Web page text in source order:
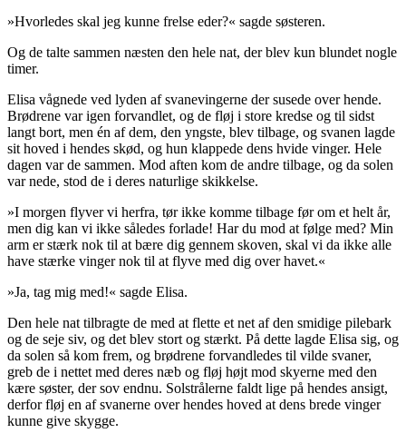
»Hvorledes skal jeg kunne frelse eder?« sagde søsteren.
Og de talte sammen næsten den hele nat, der blev kun blundet nogle
timer.
Elisa vågnede ved lyden af svanevingerne der susede over hende.
Brødrene var igen forvandlet, og de fløj i store kredse og til sidst
langt bort, men én af dem, den yngste, blev tilbage, og svanen lagde
sit hoved i hendes skød, og hun klappede dens hvide vinger. Hele
dagen var de sammen. Mod aften kom de andre tilbage, og da solen
var nede, stod de i deres naturlige skikkelse.
»I morgen flyver vi herfra, tør ikke komme tilbage før om et helt år,
men dig kan vi ikke således forlade! Har du mod at følge med? Min
arm er stærk nok til at bære dig gennem skoven, skal vi da ikke alle
have stærke vinger nok til at flyve med dig over havet.«
»Ja, tag mig med!« sagde Elisa.
Den hele nat tilbragte de med at flette et net af den smidige pilebark
og de seje siv, og det blev stort og stærkt. På dette lagde Elisa sig, og
da solen så kom frem, og brødrene forvandledes til vilde svaner,
greb de i nettet med deres næb og fløj højt mod skyerne med den
kære søster, der sov endnu. Solstrålerne faldt lige på hendes ansigt,
derfor fløj en af svanerne over hendes hoved at dens brede vinger
kunne give skygge.